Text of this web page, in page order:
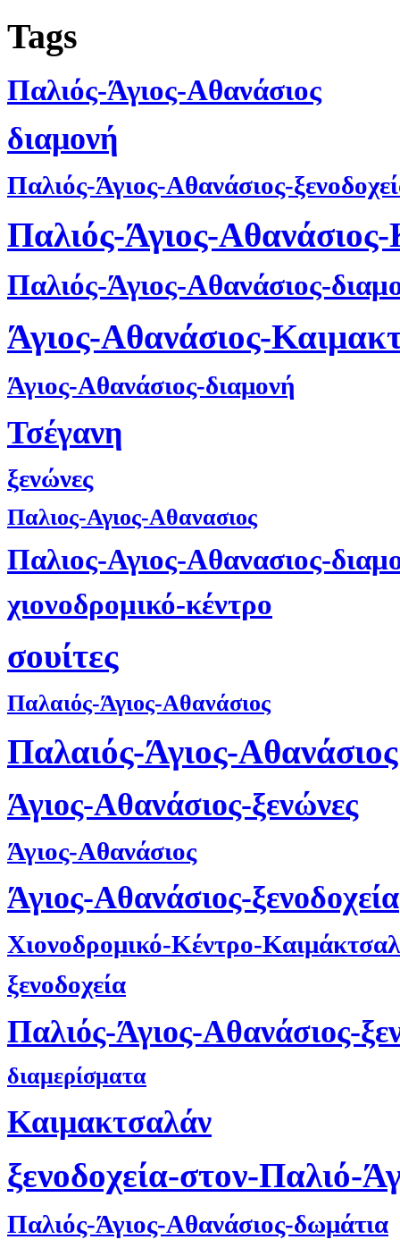
Tags
Παλιός-Άγιος-Αθανάσιος
διαμονή
Παλιός-Άγιος-Αθανάσιος-
Παλιός-Άγιος-
Παλιός-Άγιος-Αθανάσιος-
Άγιος-Αθανάσιος-
Άγιος-Αθανάσιος-διαμονή
Τσέγανη
ξενώνες
Παλιος-Αγιος-Αθανασιος
Παλιος-Αγιος-Αθανασιος-
χιονοδρομικό-κέντρο
σουίτες
Παλαιός-Άγιος-Αθανάσιος
Παλαιός-Άγιος-Αθανάσιος
Άγιος-Αθανάσιος-ξενώνες
Άγιος-Αθανάσιος
Άγιος-Αθανάσιος-ξενοδοχεία
Χιονοδρομικό-Κέντρο-
ξενοδοχεία
Παλιός-Άγιος-Αθανάσιος-
διαμερίσματα
Καιμακτσαλάν
ξενοδοχεία-στον-Παλιό-
Παλιός-Άγιος-Αθανάσιος-δωμάτια